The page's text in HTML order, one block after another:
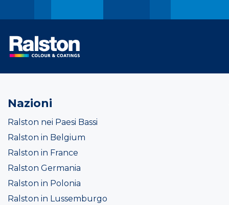
Nazioni
Ralston nei Paesi Bassi
Ralston in Belgium
Ralston in France
Ralston Germania
Ralston in Polonia
Ralston in Lussemburgo